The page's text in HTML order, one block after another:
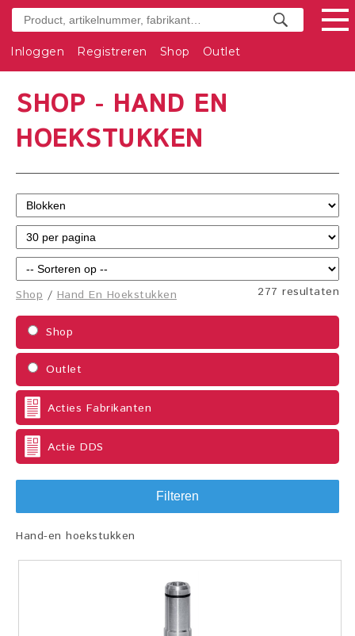
Inloggen Registreren Shop Outlet
SHOP - HAND EN
HOEKSTUKKEN
277 resultaten
Shop /Hand En Hoekstukken
Shop
Outlet
Acties Fabrikanten
Actie DDS
Filteren
Hand-en hoekstukken